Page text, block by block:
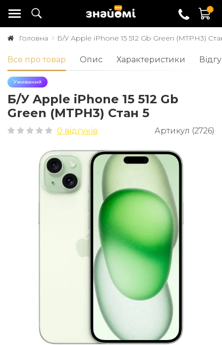
0
Головна Б/У Apple iPhone 15 512 Gb Green (MTPH3)
Все про товар Опис Характеристики
Уживаний
Б/У Apple iPhone 15 512 Gb
Green (MTPH3) Стан 5
0 відгуків Артикул (2726)